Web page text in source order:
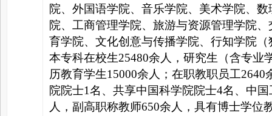
院、外国语学院、音乐学院、美术学院、
院、工商管理学院、旅游与资源管理学院
育学院、文化创意与传播学院、行知学院
本专科在校生25480余人，研究生（含专业
历教育学生15000余人；在职教职员工
院院士1名、共享中国科学院院士4名、中
人，副高职称教师650余人，具有博士学位